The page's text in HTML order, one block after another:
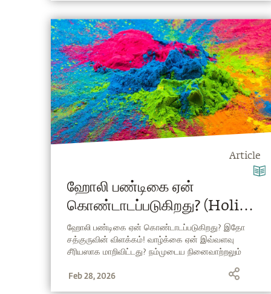
சுவாரஸ்யமான மறுபக்கத்தைத் தெரிந்துகொள்ள,
கட்டுரையை முழுமையாகப் படியுங்கள்!
Article
ஹோலி பண்டிகை ஏன்
கொண்டாடப்படுகிறது? (Holi
Festival in Tamil)
ஹோலி பண்டிகை ஏன் கொண்டாடப்படுகிறது? இதோ
சத்குருவின் விளக்கம்! வாழ்க்கை ஏன் இவ்வளவு
சீரியஸாக மாறிவிட்டது? நம்முடைய நினைவாற்றலும்
குப்பைகளை எரித்து, மனத்தெளிவோடும் அதிகபட்ச
Feb 28, 2026